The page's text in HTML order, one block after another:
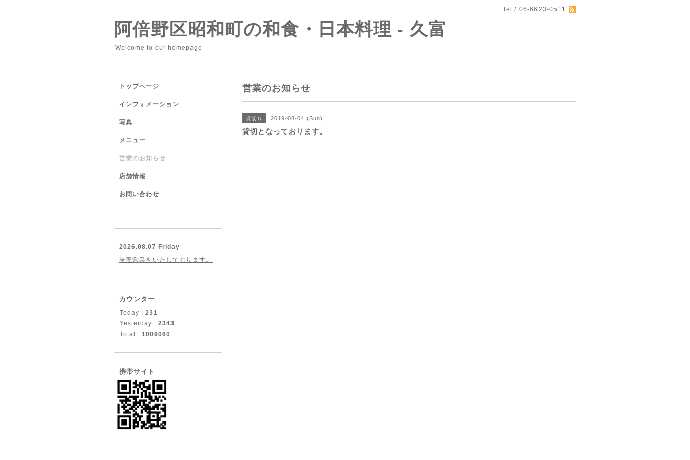
tel / 06-6623-0511
阿倍野区昭和町の和食・日本料理 - 久富
Welcome to our homepage
営業のお知らせ
貸切り 2019-08-04 (Sun)
貸切となっております。
トップページ
インフォメーション
写真
メニュー
営業のお知らせ
店舗情報
お問い合わせ
2026.08.07 Friday
昼夜営業をいたしております。
カウンター
Today : 231
Yesterday : 2343
Total : 1009060
携帯サイト